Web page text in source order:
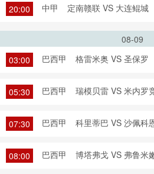
20:00 中甲 定南赣联 VS 大连鲲城
08-09
03:00
巴西甲 格雷米奥 VS 圣保罗
05:30 巴西甲 瑞模贝雷 VS 米内罗
07:30 巴西甲 科里蒂巴 VS 沙佩科
08:00 巴西甲 博塔弗戈 VS 弗鲁米